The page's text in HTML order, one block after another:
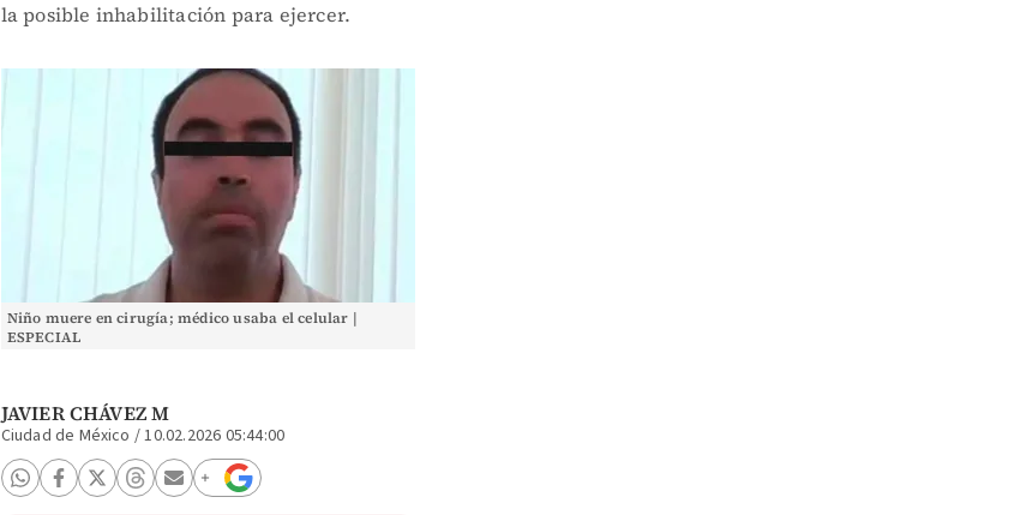
la posible inhabilitación para ejercer.
Niño muere en cirugía; médico usaba el celular |
ESPECIAL
JAVIER CHÁVEZ M
Ciudad de México /10.02.2026 05:44:00